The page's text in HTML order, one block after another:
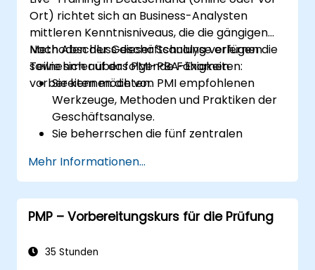
Zusammenarbeitstools.
Ort) richtet sich an Business-Analysten
mittleren Kenntnisniveaus, die die gängigen
Methoden der Geschäftsanalyse erlernen
sowie sich auf das PMI-PBA-Examen
vorbereiten möchten.
Nach Abschluss dieser Schulung verfügen die
Teilnehmer über folgende Fähigkeiten:
Sie kennen die von PMI empfohlenen
Werkzeuge, Methoden und Praktiken der
Geschäftsanalyse.
Sie beherrschen die fünf zentralen
Sie entwickeln praxisnahe Fertigkeiten zur
Identifizierung von Bedürfnissen der
Stakeholder, zum
Anforderungsmanagement sowie zur
Projektergebnisse.
Mehr Informationen...
PMP – Vorbereitungskurs für die Prüfung
35 Stunden